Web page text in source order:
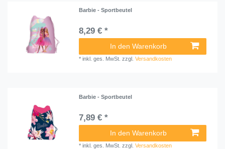
Barbie - Sportbeutel
8,29 € *
In den Warenkorb
*inkl. ges. MwSt. zzgl.Versandkosten
Barbie - Sportbeutel
7,89 € *
In den Warenkorb
*inkl. ges. MwSt. zzgl.Versandkosten